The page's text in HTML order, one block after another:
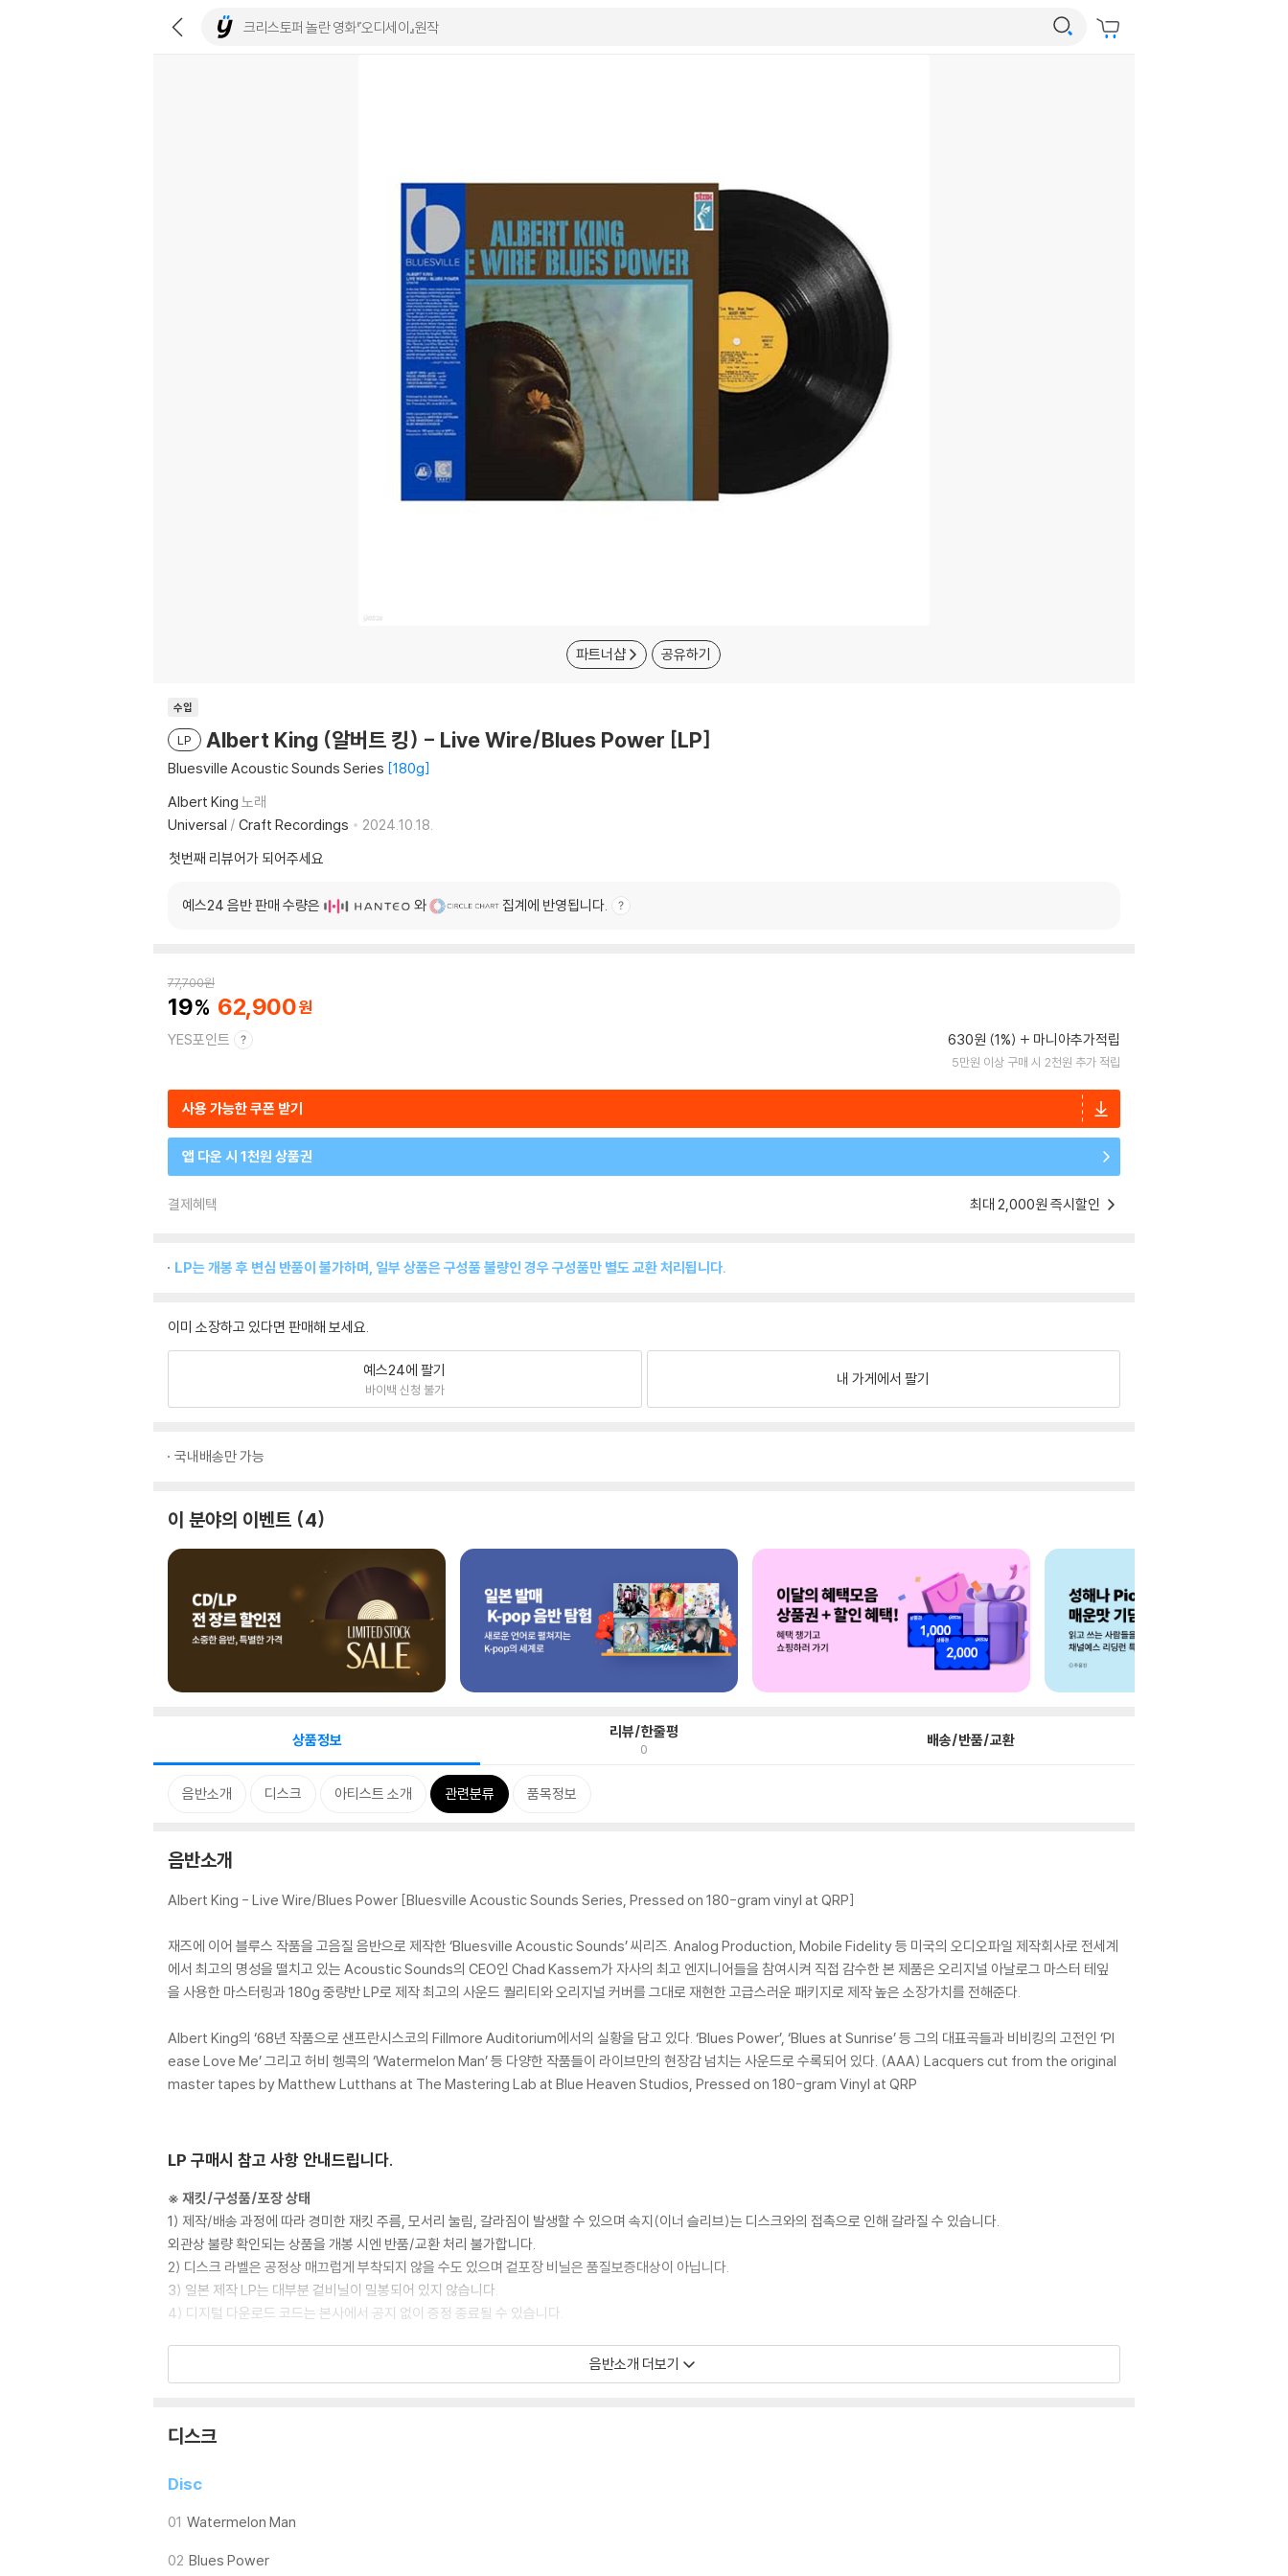
파트너샵 공유하기
수입
LP Albert King (알버트 킹) - Live Wire/Blues Power [LP]
Bluesville Acoustic Sounds Series 180g
Albert King 노래
Universal / Craft Recordings
2024.10.18.
첫번째 리뷰어가 되어주세요
예스24 음반 판매 수량은 와 집계에 반영됩니다.
77,700원
19 62,900
YES포인트 630원 (1%) 마니아추가적립
5만원 이상 구매 시 2천원 추가 적립
사용 가능한 쿠폰 받기
앱 다운 시 1천원 상품권
결제혜택 최대 2,000원 즉시할인
LP는 개봉 후 변심 반품이 불가하며, 일부 상품은 구성품 불량인 경우 구성품만 별도 교환 처리됩니다.
이미 소장하고 있다면 판매해 보세요.
예스24에 팔기
바이백 신청 불가
내 가게에서 팔기
국내배송만 가능
이 분야의 이벤트 4
상품정보 리뷰/한줄평
0 배송/반품/교환
음반소개 디스크 아티스트 소개 관련분류 품목정보
음반소개
Albert King - Live Wire/Blues Power [Bluesville Acoustic Sounds Series, Pressed on 180-gram vinyl at QRP]
재즈에 이어 블루스 작품을 고음질 음반으로 제작한 ‘Bluesville Acoustic Sounds’ 씨리즈. Analog Production, Mobile Fidelity 등 미국의 오디오파일 제작회사로 전세계
에서 최고의 명성을 떨치고 있는 Acoustic Sounds의 CEO인 Chad Kassem가 자사의 최고 엔지니어들을 참여시켜 직접 감수한 본 제품은 오리지널 아날로그 마스터 테잎
을 사용한 마스터링과 180g 중량반 LP로 제작 최고의 사운드 퀄리티와 오리지널 커버를 그대로 재현한 고급스러운 패키지로 제작 높은 소장가치를 전해준다.
Albert King의 ‘68년 작품으로 샌프란시스코의 Fillmore Auditorium에서의 실황을 담고 있다. ‘Blues Power’, ‘Blues at Sunrise’ 등 그의 대표곡들과 비비킹의 고전인 ‘Pl
ease Love Me’ 그리고 허비 헹콕의 ‘Watermelon Man’ 등 다양한 작품들이 라이브만의 현장감 넘치는 사운드로 수록되어 있다. (AAA) Lacquers cut from the original
master tapes by Matthew Lutthans at The Mastering Lab at Blue Heaven Studios, Pressed on 180-gram Vinyl at QRP
LP 구매시 참고 사항 안내드립니다.
※ 재킷/구성품/포장 상태
1) 제작/배송 과정에 따라 경미한 재킷 주름, 모서리 눌림, 갈라짐이 발생할 수 있으며 속지(이너 슬리브)는 디스크와의 접촉으로 인해 갈라질 수 있습니다.
외관상 불량 확인되는 상품을 개봉 시엔 반품/교환 처리 불가합니다.
2) 디스크 라벨은 공정상 매끄럽게 부착되지 않을 수도 있으며 겉포장 비닐은 품질보증대상이 아닙니다.
3) 일본 제작 LP는 대부분 겉비닐이 밀봉되어 있지 않습니다.
4) 디지털 다운로드 코드는 본사에서 공지 없이 증정 종료될 수 있습니다.
1) 침압 조절 기능이 없는 턴테이블을 사용하시는 경우, (주로 올인원 형태 모델) 다이내믹 사운드의 편차가 큰 트랙을 재생할 때 이상 현상이 발생할 수 있습니다.
2) 디스크는 정전기와 먼지로 인해 재생이 원활하지 않은 경우가 있습니다. 전용 제품으로 이를 제거하면 대부분 해결됩니다.
3) 바늘에 먼지가 쌓이는 경우에도 재생이 원활하지 않을 수 있습니다.
1) 열을 가하여 제작하는 바이닐 공정 특성상 디스크 표면이 미세하게 울렁거리거나 휘어지는 경우가 있습니다.
2) 재생 음역의 왜곡을 최소화 하고 반복 재생시에도 최대한 일관되게 유지되도록 디스크 센터 홀 구경이 작게 제작되는 경우가 있습니다. 턴테이블 스핀들에 맞지 않는 경우에
음반소개 더보기
디스크
Disc
01 Watermelon Man
02 Blues Power